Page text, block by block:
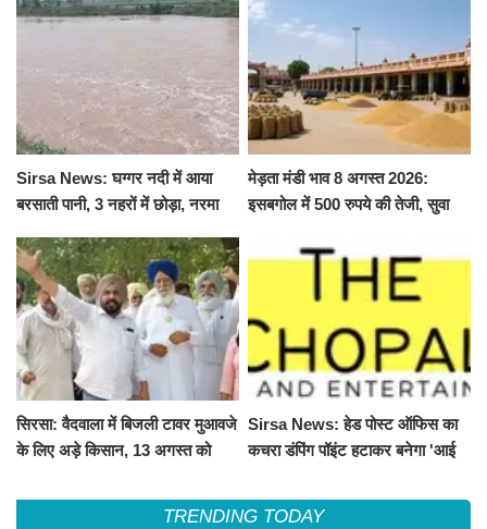
Sirsa News: घग्गर नदी में आया
बरसाती पानी, 3 नहरों में छोड़ा, नरमा
मेड़ता मंडी भाव 8 अगस्त 2026:
इसबगोल में 500 रुपये की तेजी, सुवा
सिरसा: वैदवाला में बिजली टावर मुआवजे
के लिए अड़े किसान, 13 अगस्त को
Sirsa News: हेड पोस्ट ऑफिस का
कचरा डंपिंग पॉइंट हटाकर बनेगा 'आई
TRENDING TODAY